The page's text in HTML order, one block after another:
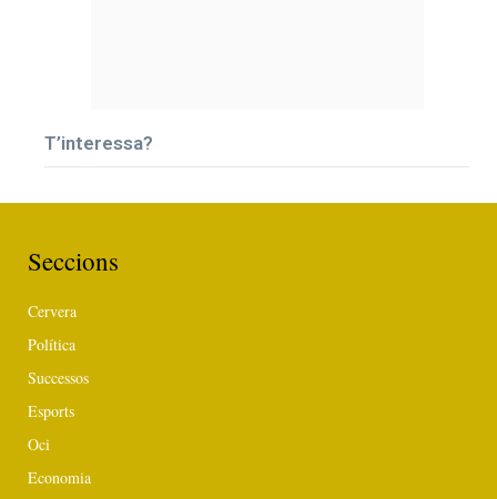
T’interessa?
Seccions
Cervera
Política
Successos
Esports
Oci
Economia